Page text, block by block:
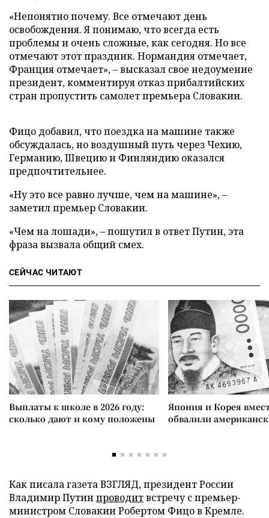
«Непонятно почему. Все отмечают день
освобождения. Я понимаю, что всегда есть
проблемы и очень сложные, как сегодня. Но все
отмечают этот праздник. Нормандия отмечает,
Франция отмечает», – высказал свое недоумение
президент, комментируя отказ прибалтийских
стран пропустить самолет премьера Словакии.
Фицо добавил, что поездка на машине также
обсуждалась, но воздушный путь через Чехию,
Германию, Швецию и Финляндию оказался
предпочтительнее.
«Ну это все равно лучше, чем на машине», –
заметил премьер Словакии.
«Чем на лошади», – пошутил в ответ Путин, эта
фраза вызвала общий смех.
СЕЙЧАС ЧИТАЮТ
Выплаты к школе в 2026 году:
сколько дают и кому положены
Япония и Корея
обвалили
Как писала газета ВЗГЛЯД, президент России
Владимир Путин проводитвстречу с премьер-
министром Словакии Робертом Фицо в Кремле.